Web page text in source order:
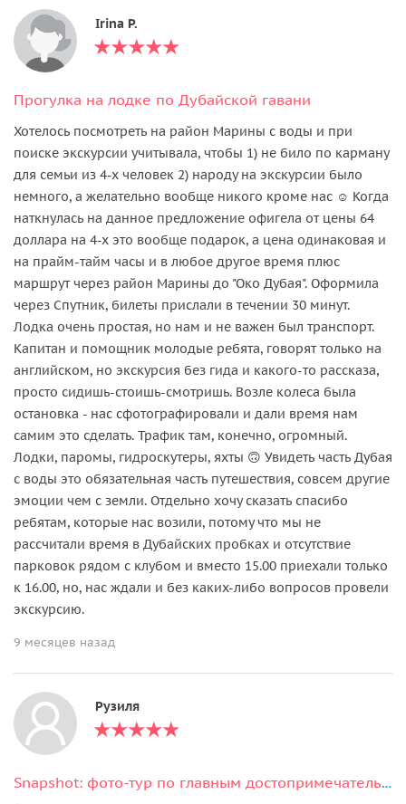
Irina P.
Прогулка на лодке по Дубайской гавани
Хотелось посмотреть на район Марины с воды и при
поиске экскурсии учитывала, чтобы 1) не било по карману
для семьи из 4-х человек 2) народу на экскурсии было
немного, а желательно вообще никого кроме нас ☺️ Когда
наткнулась на данное предложение офигела от цены 64
доллара на 4-х это вообще подарок, а цена одинаковая и
на прайм-тайм часы и в любое другое время плюс
маршрут через район Марины до "Око Дубая". Оформила
через Спутник, билеты прислали в течении 30 минут.
Лодка очень простая, но нам и не важен был транспорт.
Капитан и помощник молодые ребята, говорят только на
английском, но экскурсия без гида и какого-то рассказа,
просто сидишь-стоишь-смотришь. Возле колеса была
остановка - нас сфотографировали и дали время нам
самим это сделать. Трафик там, конечно, огромный.
Лодки, паромы, гидроскутеры, яхты 🙃 Увидеть часть Дубая
с воды это обязательная часть путешествия, совсем другие
эмоции чем с земли. Отдельно хочу сказать спасибо
ребятам, которые нас возили, потому что мы не
рассчитали время в Дубайских пробках и отсутствие
парковок рядом с клубом и вместо 15.00 приехали только
к 16.00, но, нас ждали и без каких-либо вопросов провели
экскурсию.
9 месяцев назад
Рузиля
Snapshot: фото-тур по главным достопримечательностям Дубая